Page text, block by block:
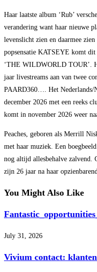
Haar laatste album ‘Rub’
verandering want haar nieuwe
levenslicht zien en daarmee
popsensatie KATSEYE komt
‘THE WILDWORLD TOUR’.
jaar livestreams aan van twee
PAARD360…. Het
december 2026 met een reeks
komt in november 2026 weer
Peaches, geboren als Merrill
met haar muziek. Een
nog altijd allesbehalve zalvend.
zijn 26 jaar na haar
You Might Also Like
July 31, 2026
Vivium contact: